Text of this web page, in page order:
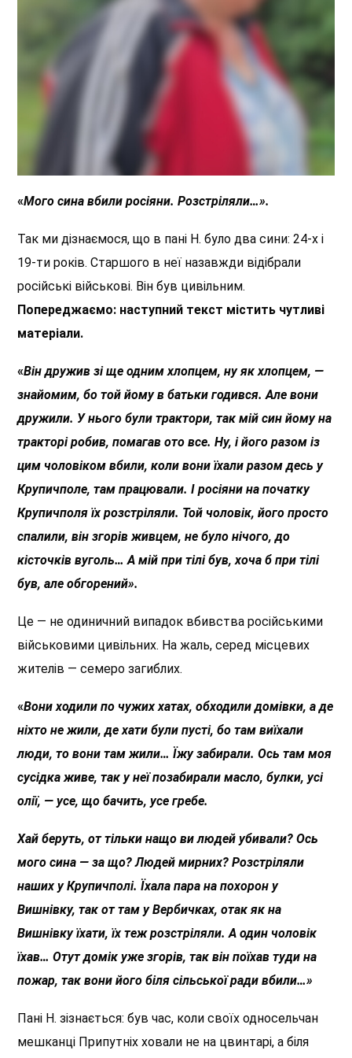
«Мого сина вбили росіяни. Розстріляли…».
Так ми дізнаємося, що в пані Н. було два сини: 24-х і
19-ти років. Старшого в неї назавжди відібрали
російські військові. Він був цивільним.
Попереджаємо: наступний текст містить чутливі
матеріали.
«Він дружив зі ще одним хлопцем, ну як хлопцем, —
знайомим, бо той йому в батьки годився. Але вони
дружили. У нього були трактори, так мій син йому на
тракторі робив, помагав ото все. Ну, і його разом із
цим чоловіком вбили, коли вони їхали разом десь у
Крупичполе, там працювали. І росіяни на початку
Крупичполя їх розстріляли. Той чоловік, його просто
спалили, він згорів живцем, не було нічого, до
кісточків вуголь… А мій при тілі був, хоча б при тілі
був, але обгорений».
Це — не одиничний випадок вбивства російськими
військовими цивільних. На жаль, серед місцевих
жителів — семеро загиблих.
«Вони ходили по чужих хатах, обходили домівки, а де
ніхто не жили, де хати були пусті, бо там виїхали
люди, то вони там жили… Їжу забирали. Ось там моя
сусідка живе, так у неї позабирали масло, булки, усі
олії, — усе, що бачить, усе гребе.
Хай беруть, от тільки нащо ви людей убивали? Ось
мого сина — за що? Людей мирних? Розстріляли
наших у Крупичполі. Їхала пара на похорон у
Вишнівку, так от там у Вербичках, отак як на
Вишнівку їхати, їх теж розстріляли. А один чоловік
їхав… Отут домік уже згорів, так він поїхав туди на
пожар, так вони його біля сільської ради вбили…»
Пані Н. зізнається: був час, коли своїх односельчан
мешканці Припутніх ховали не на цвинтарі, а біля